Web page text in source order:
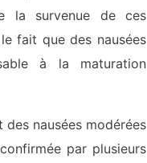
la survenue de ces
fait que des nausées
à la maturation
nausées modérées
par plusieurs